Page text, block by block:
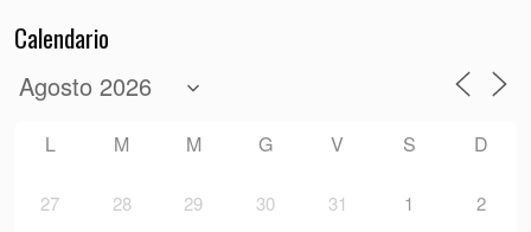
Calendario
L M M G V S D
27 28 29 30 31 1 2